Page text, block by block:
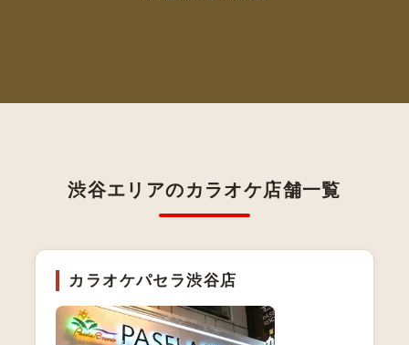
渋谷エリアのカラオケ店舗一覧
カラオケパセラ渋谷店